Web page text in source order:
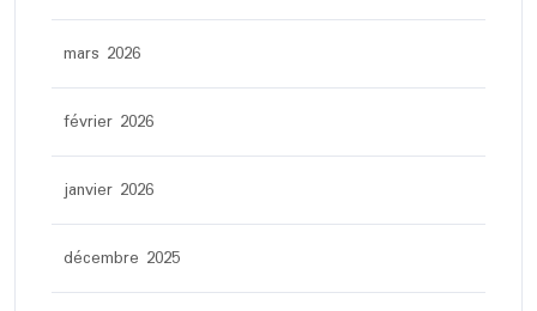
mars 2026
février 2026
janvier 2026
décembre 2025